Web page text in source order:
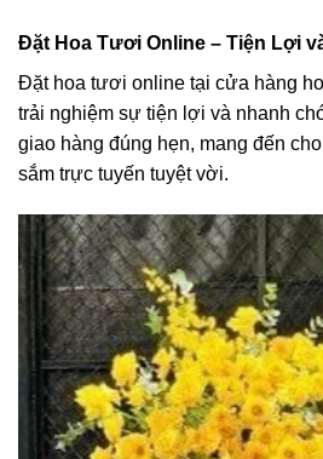
Đặt Hoa Tươi Online – Tiện Lợi
Đặt hoa tươi online tại cửa hàng
trải nghiệm sự tiện lợi và nhanh
giao hàng đúng hẹn, mang đến
sắm trực tuyến tuyệt vời.